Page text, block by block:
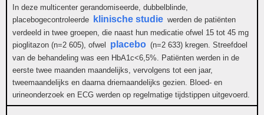
In deze multicenter gerandomiseerde, dubbelblinde,
placebogecontroleerde
klinische studie werden de patiënten
verdeeld in twee groepen, die naast hun medicatie ofwel 15 tot 45 mg
pioglitazon (n=2 605), ofwel
placebo (n=2 633) kregen. Streefdoel
van de behandeling was een HbA1c<6,5%. Patiënten werden in de
eerste twee maanden maandelijks, vervolgens tot een jaar,
tweemaandelijks en daarna driemaandelijks gezien. Bloed- en
urineonderzoek en ECG werden op regelmatige tijdstippen uitgevoerd.